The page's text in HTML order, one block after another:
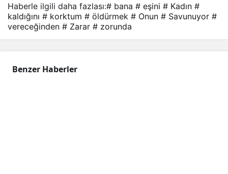
nde
kork
Haberle ilgili daha fazlası:# bana # eşini # Kadın #
kaldığını # korktum # öldürmek # Onun # Savunuyor #
vereceğinden # Zarar # zorunda
Benzer Haberler